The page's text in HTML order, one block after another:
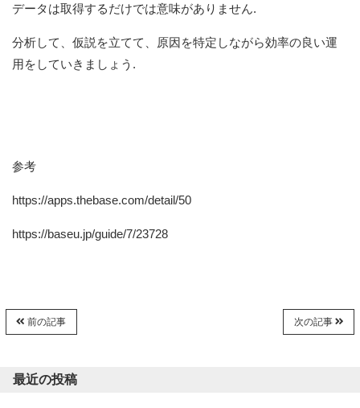
データは取得するだけでは意味がありません.
分析して、仮説を立てて、原因を特定しながら効率の良い運
用をしていきましょう.
参考
https://apps.thebase.com/detail/50
https://baseu.jp/guide/7/23728
前の記事 次の記事
最近の投稿